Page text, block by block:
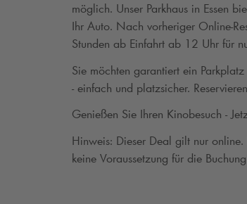
möglich. Unser Parkhaus in Essen
Ihr Auto. Nach vorheriger Online-
Stunden ab Einfahrt ab 12 Uhr für
Sie möchten garantiert ein
- einfach und platzsicher.
Genießen Sie Ihren Kinobesuch -
Hinweis: Dieser Deal gilt nur
keine Voraussetzung für die